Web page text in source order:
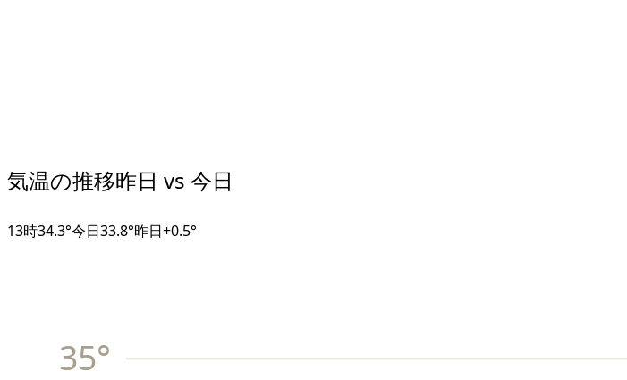
気温の推移昨日 vs 今日
13時34.3°今日33.8°昨日+0.5°
35°